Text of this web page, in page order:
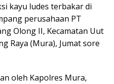
kayu ludes terbakar di
perusahaan PT
Olong II, Kecamatan Uut
Raya (Mura), Jumat sore
oleh Kapolres Mura,